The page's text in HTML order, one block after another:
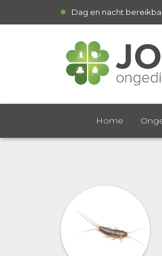
Dag en nacht
Home